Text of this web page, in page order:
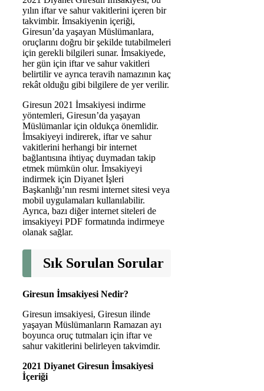
yılın iftar ve sahur vakitlerini içeren bir
takvimbir. İmsakiyenin içeriği,
Giresun’da yaşayan Müslümanlara,
oruçlarını doğru bir şekilde tutabilmeleri
için gerekli bilgileri sunar. İmsakiyede,
her gün için iftar ve sahur vakitleri
belirtilir ve ayrıca teravih namazının kaç
rekât olduğu gibi bilgilere de yer verilir.
Giresun 2021 İmsakiyesi indirme
yöntemleri, Giresun’da yaşayan
Müslümanlar için oldukça önemlidir.
İmsakiyeyi indirerek, iftar ve sahur
vakitlerini herhangi bir internet
bağlantısına ihtiyaç duymadan takip
etmek mümkün olur. İmsakiyeyi
indirmek için Diyanet İşleri
Başkanlığı’nın resmi internet sitesi veya
mobil uygulamaları kullanılabilir.
Ayrıca, bazı diğer internet siteleri de
imsakiyeyi PDF formatında indirmeye
olanak sağlar.
Sık Sorulan Sorular
Giresun İmsakiyesi Nedir?
Giresun imsakiyesi, Giresun ilinde
yaşayan Müslümanların Ramazan ayı
boyunca oruç tutmaları için iftar ve
sahur vakitlerini belirleyen takvimdir.
2021 Diyanet Giresun İmsakiyesi
İçeriği